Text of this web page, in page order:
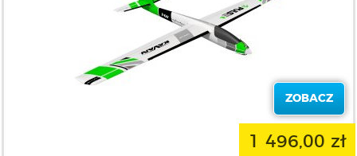
ZOBACZ
1 496,00 zł